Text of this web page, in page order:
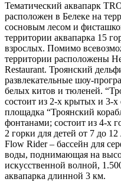
Тематический аквапарк
расположен в Белеке на
сосновым лесом и
территории аквапарка 15
взрослых. Помимо
территории расположены
Restaurant. Троянский
развлекательные шоу-
белых китов и тюленей.
состоит из 2-х крытых и 3-
площадка “Троянский
фонтанами; состоит из 4-х
2 горки для детей от 7 до
Flow Rider – бассейн для
воды, поднимающая на
искусственной волной,
аквапарка длинной 3 км.